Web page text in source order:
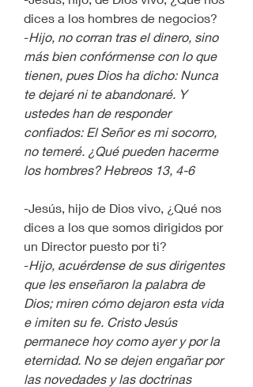
dices a los hombres de negocios?
-Hijo, no corran tras el dinero, sino
más bien confórmense con lo que
tienen, pues Dios ha dicho: Nunca
te dejaré ni te abandonaré. Y
ustedes han de responder
confiados: El Señor es mi socorro,
no temeré. ¿Qué pueden hacerme
los hombres? Hebreos 13, 4-6
-Jesús, hijo de Dios vivo, ¿Qué nos
dices a los que somos dirigidos por
un Director puesto por ti?
-Hijo, acuérdense de sus dirigentes
que les enseñaron la palabra de
Dios; miren cómo dejaron esta vida
e imiten su fe. Cristo Jesús
permanece hoy como ayer y por la
eternidad. No se dejen engañar por
las novedades y las doctrinas